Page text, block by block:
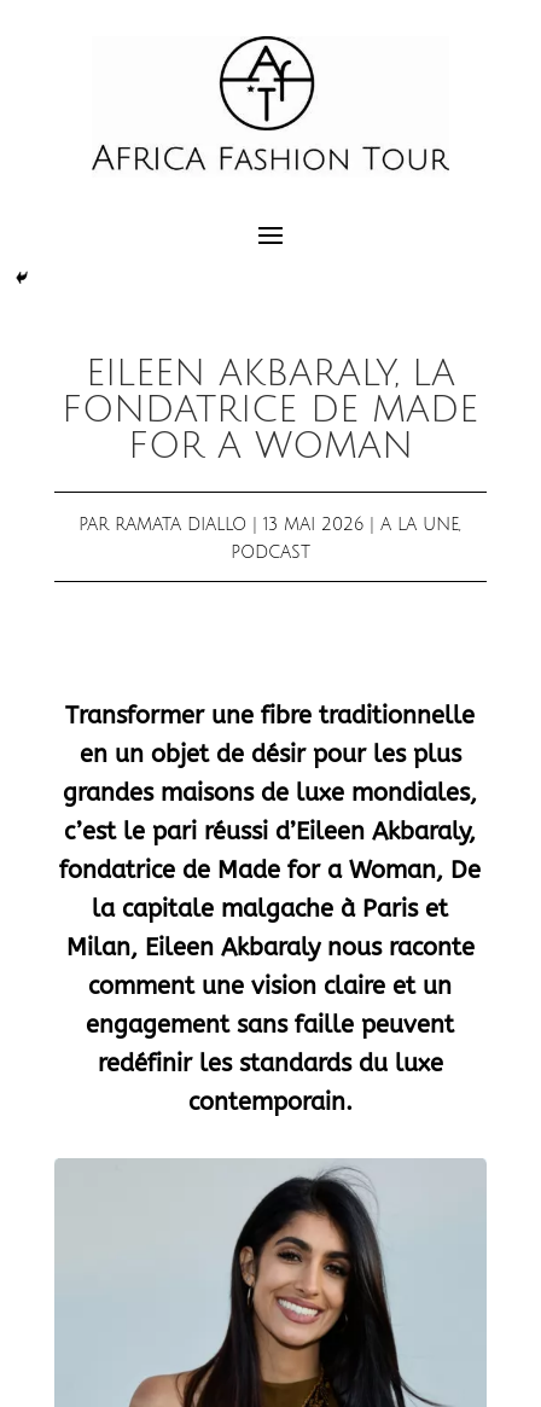
EILEEN AKBARALY, LA
FONDATRICE DE MADE
FOR A WOMAN
PAR RAMATA DIALLO |13 MAI 2026 |A LA UNE,
PODCAST
Transformer une fibre traditionnelle
en un objet de désir pour les plus
grandes maisons de luxe mondiales,
c’est le pari réussi d’Eileen Akbaraly,
fondatrice de Made for a Woman, De
la capitale malgache à Paris et
Milan, Eileen Akbaraly nous raconte
comment une vision claire et un
engagement sans faille peuvent
redéfinir les standards du luxe
contemporain.